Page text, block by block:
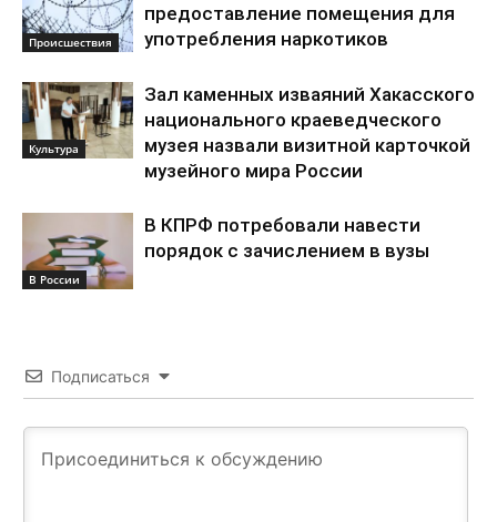
Происшествия
предоставление помещения для
употребления наркотиков
Культура
Зал каменных изваяний Хакасского
национального краеведческого
музея назвали визитной карточкой
музейного мира России
В России
В КПРФ потребовали навести
порядок с зачислением в вузы
Подписаться